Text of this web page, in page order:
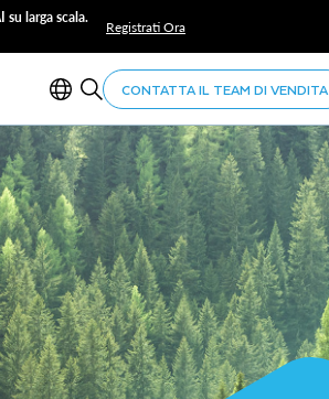
su larga scala.
Registrati Ora
CONTATTA IL TEAM DI VENDITA